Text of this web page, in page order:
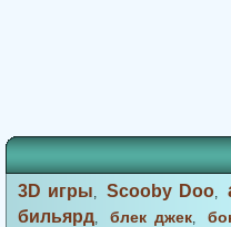
3D игры,Scooby Doo,
бильярд,блек джек,